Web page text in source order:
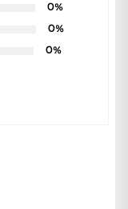
0%
0%
0%